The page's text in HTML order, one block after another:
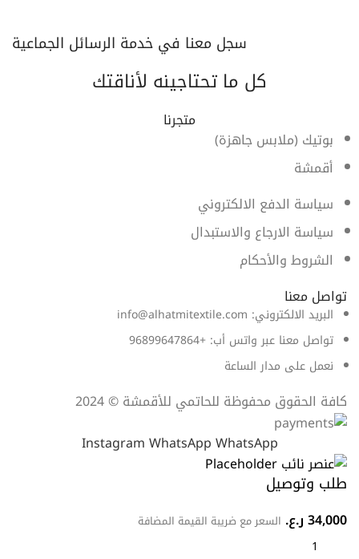
سجل معنا في خدمة الرسائل الجماعية
كل ما تحتاجينه لأناقتك
متجرنا
بوتيك (ملابس جاهزة)
أقمشة
سياسة الدفع الالكتروني
سياسة الارجاع والاستبدال
الشروط والأحكام
تواصل معنا
البريد الالكتروني: info@alhatmitextile.com
تواصل معنا عبر واتس أب: +96899647864
نعمل على مدار الساعة
كافة الحقوق محفوظة للحاتمي للأقمشة © 2024
InstagramWhatsAppWhatsApp
طلب وتوصيل
34,000ر.ع. السعر مع ضريبة القيمة المضافة